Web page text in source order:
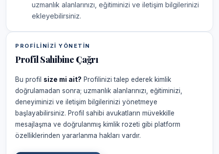
uzmanlık alanlarınızı, eğitiminizi ve iletişim bilgilerinizi
ekleyebilirsiniz.
PROFILINIZI YÖNETIN
Profil Sahibine Çağrı
Bu profil size mi ait? Profilinizi talep ederek kimlik
doğrulamadan sonra; uzmanlık alanlarınızı, eğitiminizi,
deneyiminizi ve iletişim bilgilerinizi yönetmeye
başlayabilirsiniz. Profil sahibi avukatların müvekkille
mesajlaşma ve doğrulanmış kimlik rozeti gibi platform
özelliklerinden yararlanma hakları vardır.